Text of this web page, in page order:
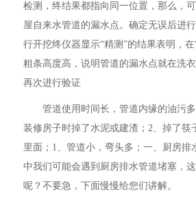
检测，终结果都指向同一位置，那么，
屋自来水管道的漏水点。确定无误后进
行开挖终仪器显示“精测”的结果表明，
粗条高度高，说明管道的漏水点就在洗
再次进行验证
管道使用时间长，管道内缘的油污多
装修房子时掉了水泥或建渣；2、掉了筷
里面；1、管道小，弯头多；一、厨房排
中我们可能会遇到厨房排水管道堵塞，
呢？不要急，下面慢慢给您们讲解。